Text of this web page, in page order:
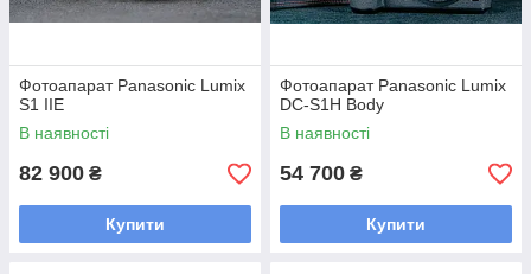
Фотоапарат Panasonic Lumix
S1 IIE
В наявності
82 900 ₴
Купити
Фотоапарат Panasonic Lumix
DC-S1H Body
В наявності
54 700 ₴
Купити